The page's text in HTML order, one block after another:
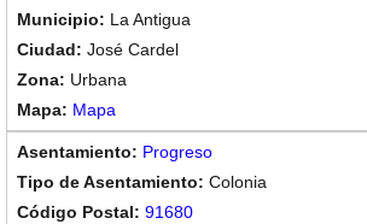
La Antigua
José Cardel
Urbana
Mapa
Progreso
Colonia
91680